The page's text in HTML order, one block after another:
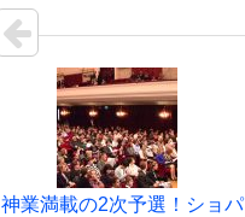
神業満載の2次予選！ショパ